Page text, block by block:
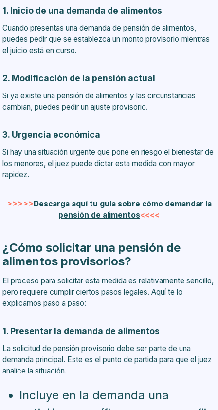
1. Inicio de una demanda de alimentos
Cuando presentas una demanda de pensión de alimentos,
puedes pedir que se establezca un monto provisorio mientras
el juicio está en curso.
2. Modificación de la pensión actual
Si ya existe una pensión de alimentos y las circunstancias
cambian, puedes pedir un ajuste provisorio.
3. Urgencia económica
Si hay una situación urgente que pone en riesgo el bienestar de
los menores, el juez puede dictar esta medida con mayor
rapidez.
>>>>> Descarga aquí tu guía sobre cómo demandar la
pensión de alimentos<<<<
¿Cómo solicitar una pensión de
alimentos provisorios?
El proceso para solicitar esta medida es relativamente sencillo,
pero requiere cumplir ciertos pasos legales. Aquí te lo
explicamos paso a paso:
1. Presentar la demanda de alimentos
La solicitud de pensión provisorio debe ser parte de una
demanda principal. Este es el punto de partida para que el juez
analice la situación.
Incluye en la demanda una